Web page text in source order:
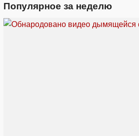
Популярное за неделю